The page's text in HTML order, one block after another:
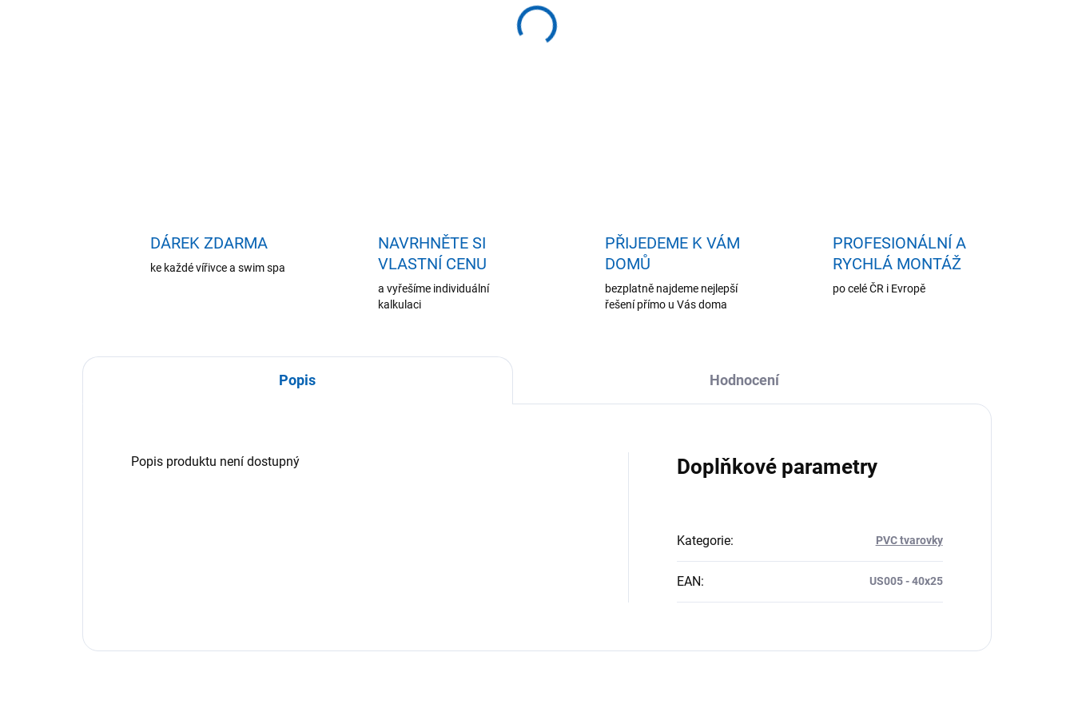
DÁREK ZDARMA
ke každé vířivce a swim spa
NAVRHNĚTE SI
VLASTNÍ CENU
a vyřešíme individuální
kalkulaci
PŘIJEDEME K VÁM
DOMŮ
bezplatně najdeme nejlepší
řešení přímo u Vás doma
PROFESIONÁLNÍ A
RYCHLÁ MONTÁŽ
po celé ČR i Evropě
Popis Hodnocení
Popis produktu není dostupný Doplňkové parametry
Kategorie: PVC tvarovky
EAN: US005 - 40x25